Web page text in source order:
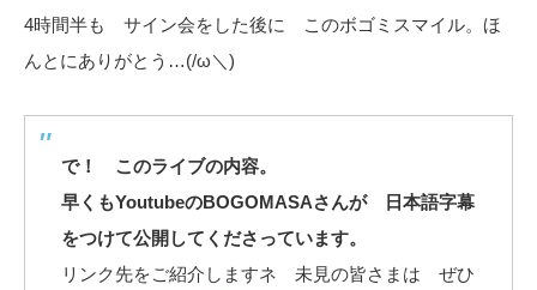
4時間半も サイン会をした後に このボゴミスマイル。ほ
んとにありがとう…(/ω＼)
で！ このライブの内容。
早くもYoutubeのBOGOMASAさんが 日本語字幕
をつけて公開してくださっています。
リンク先をご紹介しますネ 未見の皆さまは ぜひ